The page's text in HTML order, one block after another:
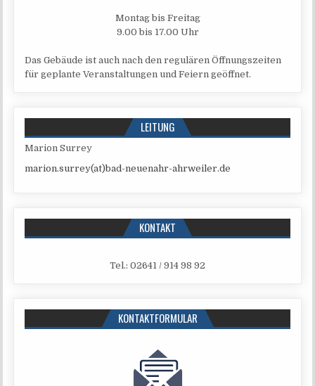
Mon­tag bis Freitag
9.00 bis 17.00 Uhr
Das Gebäu­de ist auch nach den regu­lä­ren Öff­nungs­zei­ten
für geplan­te Ver­an­stal­tun­gen und Fei­ern geöffnet.
LEITUNG
Mari­on Surrey
marion.surrey(at)bad-neuenahr-ahrweiler.de
KONTAKT
Tel.: 02641 / 914 98 92
KONTAKTFORMULAR